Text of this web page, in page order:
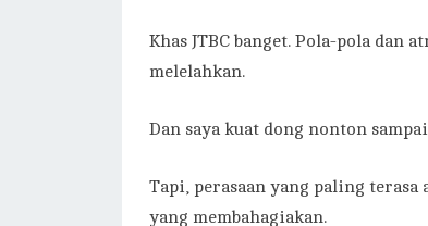
Khas JTBC banget. Pola-pola dan
melelahkan.
Dan saya kuat dong nonton
Tapi, perasaan yang paling terasa
yang membahagiakan.